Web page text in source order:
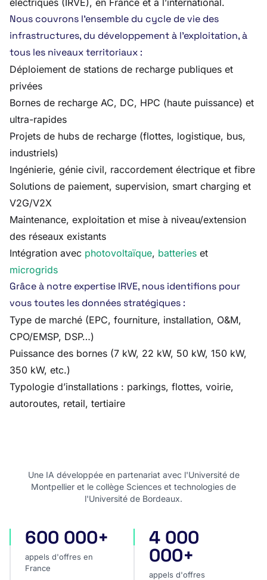
électriques (IRVE), en France et à l’international.
Nous couvrons l’ensemble du cycle de vie des
infrastructures, du développement à l’exploitation, à
tous les niveaux territoriaux :
Déploiement de stations de recharge publiques et
privées
Bornes de recharge AC, DC, HPC (haute puissance) et
ultra-rapides
Projets de hubs de recharge (flottes, logistique, bus,
industriels)
Ingénierie, génie civil, raccordement électrique et fibre
Solutions de paiement, supervision, smart charging et
V2G/V2X
Maintenance, exploitation et mise à niveau/extension
des réseaux existants
Intégration avec photovoltaïque, batteries et
microgrids
Grâce à notre expertise IRVE, nous identifions pour
vous toutes les données stratégiques :
Type de marché (EPC, fourniture, installation, O&M,
CPO/EMSP, DSP…)
Puissance des bornes (7 kW, 22 kW, 50 kW, 150 kW,
350 kW, etc.)
Typologie d’installations : parkings, flottes, voirie,
autoroutes, retail, tertiaire
Une IA développée en partenariat avec l'Université de
Montpellier et le collège Sciences et technologies de
l'Université de Bordeaux.
appels d'offres en France
600 000+
appels d'offres en
France
appels d'offres
4 000
000+
appels d'offres